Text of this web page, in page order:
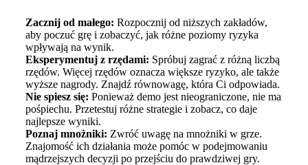
Zacznij od małego: Rozpocznij od niższych zakładów,
aby poczuć grę i zobaczyć, jak różne poziomy ryzyka
wpływają na wynik.
Eksperymentuj z rzędami: Spróbuj zagrać z różną liczbą
rzędów. Więcej rzędów oznacza większe ryzyko, ale także
wyższe nagrody. Znajdź równowagę, która Ci odpowiada.
Nie spiesz się: Ponieważ demo jest nieograniczone, nie ma
pośpiechu. Przetestuj różne strategie i zobacz, co daje
najlepsze wyniki.
Poznaj mnożniki: Zwróć uwagę na mnożniki w grze.
Znajomość ich działania może pomóc w podejmowaniu
mądrzejszych decyzji po przejściu do prawdziwej gry.